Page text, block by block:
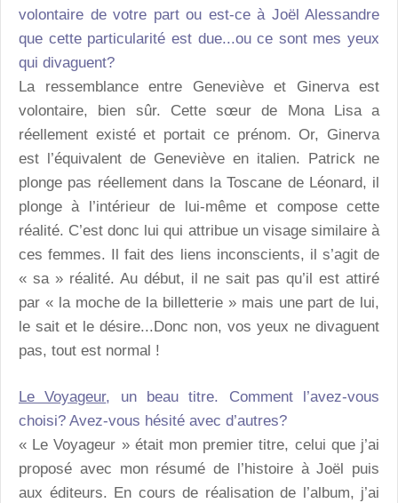
volontaire de votre part ou est-ce à Joël Alessandre
que cette particularité est due...ou ce sont mes yeux
qui divaguent?
La ressemblance entre Geneviève et Ginerva est
volontaire, bien sûr. Cette sœur de Mona Lisa a
réellement existé et portait ce prénom. Or, Ginerva
est l’équivalent de Geneviève en italien. Patrick ne
plonge pas réellement dans la Toscane de Léonard, il
plonge à l’intérieur de lui-même et compose cette
réalité. C’est donc lui qui attribue un visage similaire à
ces femmes. Il fait des liens inconscients, il s’agit de
« sa » réalité. Au début, il ne sait pas qu’il est attiré
par « la moche de la billetterie » mais une part de lui,
le sait et le désire...Donc non, vos yeux ne divaguent
pas, tout est normal !
Le Voyageur, un beau titre. Comment l’avez-vous
choisi? Avez-vous hésité avec d’autres?
« Le Voyageur » était mon premier titre, celui que j’ai
proposé avec mon résumé de l’histoire à Joël puis
aux éditeurs. En cours de réalisation de l’album, j’ai